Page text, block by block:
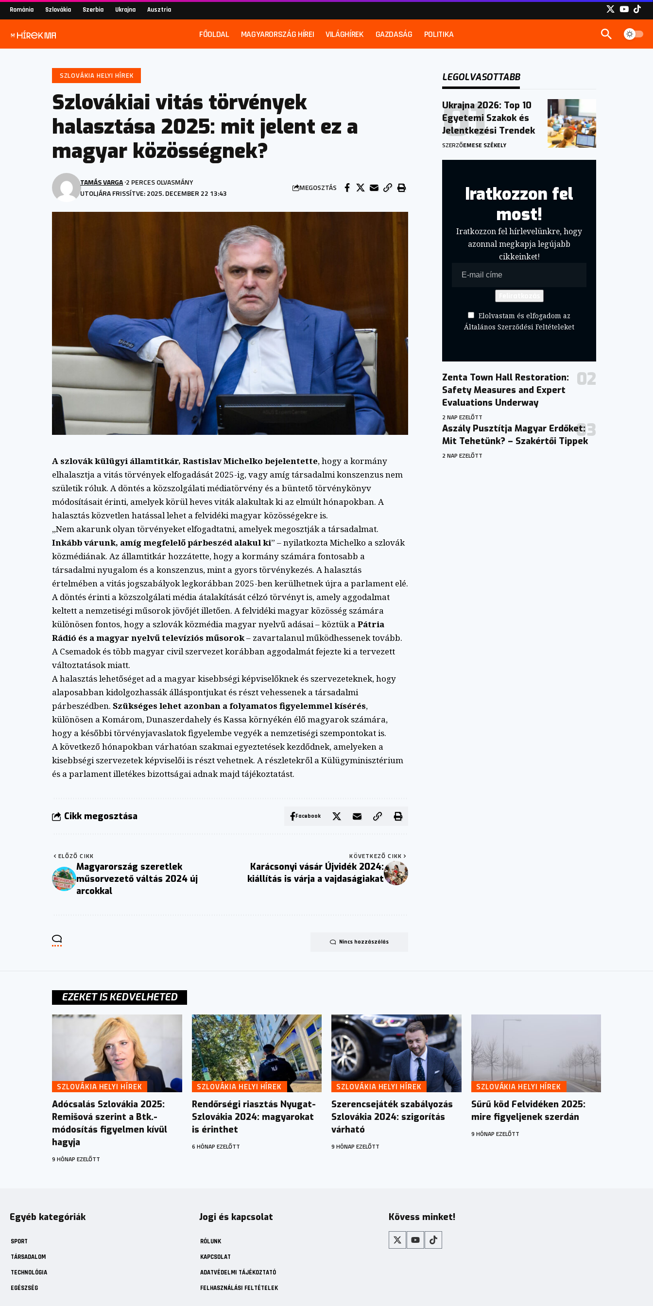
Románia Szlovákia Szerbia Ukrajna Ausztria
FŐOLDAL MAGYARORSZÁG HÍREI VILÁGHÍREK GAZDASÁG POLITIKA
SZLOVÁKIA HELYI HÍREK
Szlovákiai vitás törvények
halasztása 2025: mit jelent ez a
magyar közösségnek?
UTOLJÁRA FRISSÍTVE: 2025. DECEMBER 22 13:43
TAMÁS VARGA 2 PERCES OLVASMÁNY
MEGOSZTÁS
A szlovák külügyi államtitkár, Rastislav Michelko bejelentette, hogy a kormány
elhalasztja a vitás törvények elfogadását 2025-ig, vagy amíg társadalmi konszenzus nem
születik róluk. A döntés a közszolgálati médiatörvény és a büntető törvénykönyv
módosításait érinti, amelyek körül heves viták alakultak ki az elmúlt hónapokban. A
halasztás közvetlen hatással lehet a felvidéki magyar közösségekre is.
„Nem akarunk olyan törvényeket elfogadtatni, amelyek megosztják a társadalmat.
Inkább várunk, amíg megfelelő párbeszéd alakul ki” – nyilatkozta Michelko a szlovák
közmédiának. Az államtitkár hozzátette, hogy a kormány számára fontosabb a
társadalmi nyugalom és a konszenzus, mint a gyors törvénykezés. A halasztás
értelmében a vitás jogszabályok legkorábban 2025-ben kerülhetnek újra a parlament elé.
A döntés érinti a közszolgálati média átalakítását célzó törvényt is, amely aggodalmat
keltett a nemzetiségi műsorok jövőjét illetően. A felvidéki magyar közösség számára
különösen fontos, hogy a szlovák közmédia magyar nyelvű adásai – köztük aPátria
Rádió és a magyar nyelvű televíziós műsorok– zavartalanul működhessenek tovább.
A Csemadok és több magyar civil szervezet korábban aggodalmát fejezte ki a tervezett
változtatások miatt.
A halasztás lehetőséget ad a magyar kisebbségi képviselőknek és szervezeteknek, hogy
alaposabban kidolgozhassák álláspontjukat és részt vehessenek a társadalmi
párbeszédben. Szükséges lehet azonban a folyamatos figyelemmel kísérés,
különösen a Komárom, Dunaszerdahely és Kassa környékén élő magyarok számára,
hogy a későbbi törvényjavaslatok figyelembe vegyék a nemzetiségi szempontokat is.
A következő hónapokban várhatóan szakmai egyeztetések kezdődnek, amelyeken a
kisebbségi szervezetek képviselői is részt vehetnek. A részletekről a Külügyminisztérium
és a parlament illetékes bizottságai adnak majd tájékoztatást.
Cikk megosztása Facebook
ELŐZŐ CIKK
Magyarország szeretlek
műsorvezető váltás 2024 új
arcokkal
KÖVETKEZŐ CIKK
Karácsonyi vásár Újvidék 2024:
kiállítás is várja a vajdaságiakat
Nincs hozzászólás
LEGOLVASOTTABB
Ukrajna 2026: Top 10
Egyetemi Szakok és
Jelentkezési Trendek
SZERZŐEMESE SZÉKELY
Iratkozzon fel
most!
Iratkozzon fel hírlevelünkre, hogy
azonnal megkapja legújabb
cikkeinket!
Elolvastam és elfogadom az
Általános Szerződési Feltételeket
Zenta Town Hall Restoration:
Safety Measures and Expert
Evaluations Underway
2 NAP EZELŐTT
Aszály Pusztítja Magyar Erdőket:
Mit Tehetünk? – Szakértői Tippek
2 NAP EZELŐTT
EZEKET IS KEDVELHETED
SZLOVÁKIA HELYI HÍREK
Adócsalás Szlovákia 2025:
Remišová szerint a Btk.-
módosítás figyelmen kívül
hagyja
9 HÓNAP EZELŐTT
SZLOVÁKIA HELYI HÍREK
Rendőrségi riasztás Nyugat-
Szlovákia 2024: magyarokat
is érinthet
6 HÓNAP EZELŐTT
SZLOVÁKIA HELYI HÍREK
Szerencsejáték szabályozás
Szlovákia 2024: szigorítás
várható
9 HÓNAP EZELŐTT
SZLOVÁKIA HELYI HÍREK
Sűrű köd Felvidéken 2025:
mire figyeljenek szerdán
9 HÓNAP EZELŐTT
Egyéb kategóriák
SPORT
TÁRSADALOM
TECHNOLÓGIA
EGÉSZSÉG
Jogi és kapcsolat
RÓLUNK
KAPCSOLAT
ADATVÉDELMI TÁJÉKOZTATÓ
FELHASZNÁLÁSI FELTÉTELEK
Kövess minket!